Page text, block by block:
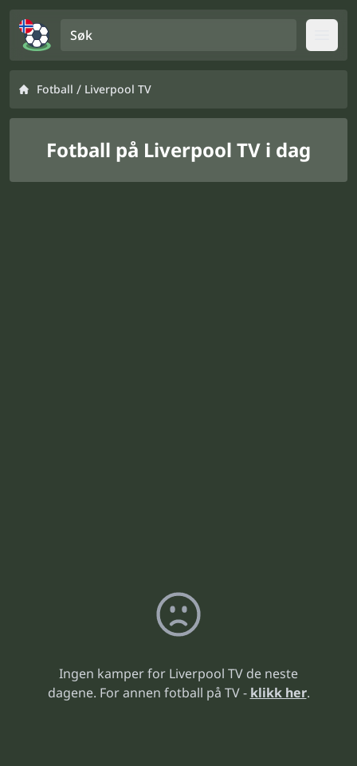
Fotball / Liverpool TV
Fotball på Liverpool TV i dag
Ingen kamper for Liverpool TV de neste
dagene. For annen fotball på TV - klikk her.